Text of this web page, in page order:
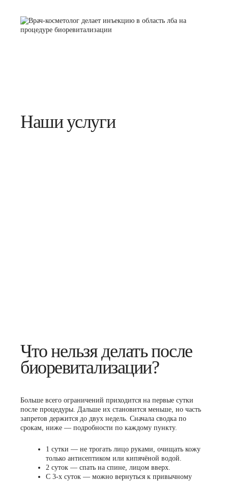
Наши услуги
Что нельзя делать после
биоревитализации?
Больше всего ограничений приходится на первые сутки
после процедуры. Дальше их становится меньше, но часть
запретов держится до двух недель. Сначала сводка по
срокам, ниже — подробности по каждому пункту.
1 сутки — не трогать лицо руками, очищать кожу
только антисептиком или кипячёной водой.
2 суток — спать на спине, лицом вверх.
С 3-х суток — можно вернуться к привычному